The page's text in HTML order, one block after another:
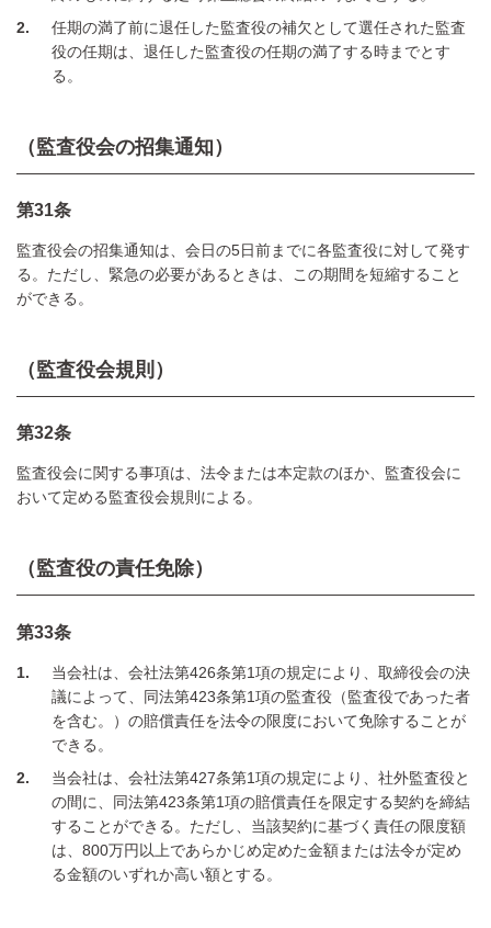
2
任期の満了前に退任した監査役の補欠として選任された監査
役の任期は、退任した監査役の任期の満了する時までとす
る。
（監査役会の招集通知）
第31条
監査役会の招集通知は、会日の5日前までに各監査役に対して発す
る。ただし、緊急の必要があるときは、この期間を短縮すること
ができる。
（監査役会規則）
第32条
監査役会に関する事項は、法令または本定款のほか、監査役会に
おいて定める監査役会規則による。
（監査役の責任免除）
第33条
1
当会社は、会社法第426条第1項の規定により、取締役会の決
議によって、同法第423条第1項の監査役（監査役であった者
を含む。）の賠償責任を法令の限度において免除することが
できる。
2
当会社は、会社法第427条第1項の規定により、社外監査役と
の間に、同法第423条第1項の賠償責任を限定する契約を締結
することができる。ただし、当該契約に基づく責任の限度額
は、800万円以上であらかじめ定めた金額または法令が定め
る金額のいずれか高い額とする。